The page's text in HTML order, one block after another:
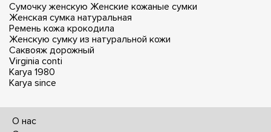
Сумочку женскую Женские кожаные сумки
Женская сумка натуральная
Ремень кожа крокодила
Женскую сумку из натуральной кожи
Саквояж дорожный
Virginia conti
Karya 1980
Karya since
О нас